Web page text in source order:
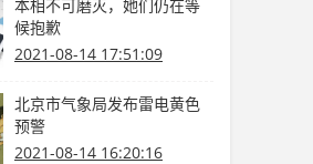
本相不可磨灭，她们仍在等
候抱歉
2021-08-14 17:51:09
北京市气象局发布雷电黄色
预警
2021-08-14 16:20:16